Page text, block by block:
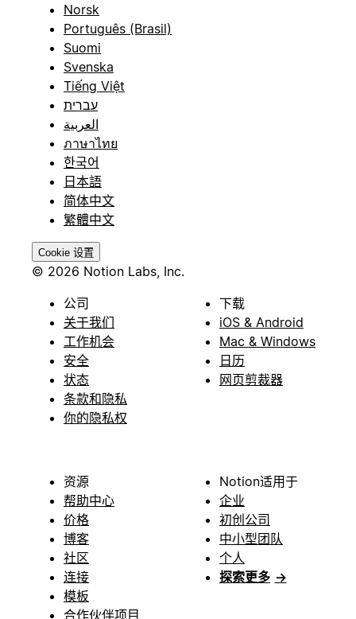
Norsk
Português (Brasil)
Suomi
Svenska
Tiếng Việt
עברית
العربية
ภาษาไทย
한국어
日本語
简体中文
繁體中文
Cookie 设置
© 2026 Notion Labs, Inc.
公司
关于我们
工作机会
安全
状态
条款和隐私
你的隐私权
下载
iOS & Android
Mac & Windows
日历
网页剪裁器
资源
帮助中心
价格
博客
社区
连接
模板
合作伙伴项目
Notion适用于
企业
初创公司
中小型团队
个人
探索更多 →